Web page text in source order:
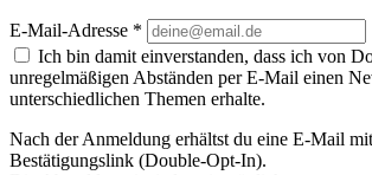
E-Mail-Adresse *
Ich bin damit einverstanden, dass ich von
unregelmäßigen Abständen per E-Mail einen
unterschiedlichen Themen erhalte.
Nach der Anmeldung erhältst du eine E-Mail
Bestätigungslink (Double-Opt-In).